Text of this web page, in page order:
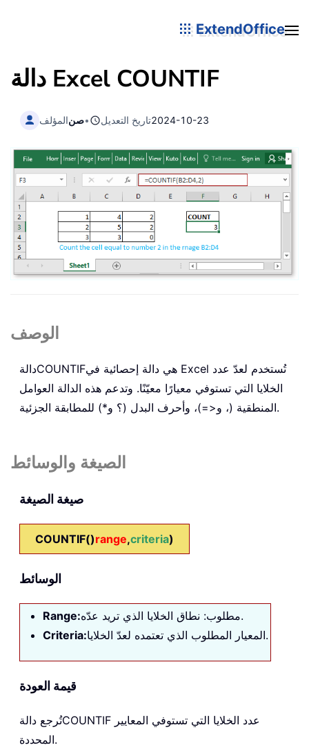
ExtendOffice
دالة Excel COUNTIF
المؤلفصن• تاريخ التعديل2024-10-23
الوصف
دالةCOUNTIFهي دالة إحصائية في Excel تُستخدم لعدّ عدد
الخلايا التي تستوفي معيارًا معيّنًا. وتدعم هذه الدالة العوامل
المنطقية (، و<=)، وأحرف البدل (؟ و*) للمطابقة الجزئية.
الصيغة والوسائط
صيغة الصيغة
COUNTIF()range,criteria)
الوسائط
Range:
مطلوب: نطاق الخلايا الذي تريد عدّه.
Criteria:
المعيار المطلوب الذي تعتمده لعدّ الخلايا.
قيمة العودة
تُرجع دالةCOUNTIF
المحددة.